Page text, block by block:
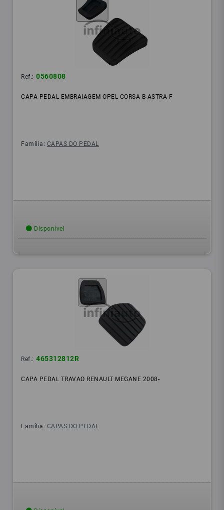
Ref.: 0560808
CAPA PEDAL EMBRAIAGEM OPEL CORSA B-ASTRA F
Família: CAPAS DO PEDAL
Disponível
Ref.: 465312812R
CAPA PEDAL TRAVAO RENAULT MEGANE 2008-
Família: CAPAS DO PEDAL